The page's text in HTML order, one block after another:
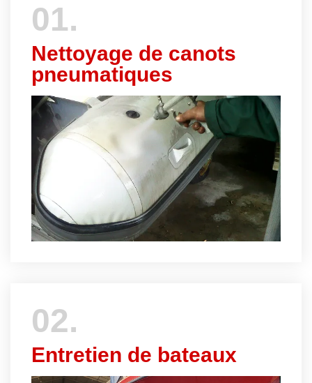
01.
Nettoyage de canots
pneumatiques
02.
Entretien de bateaux